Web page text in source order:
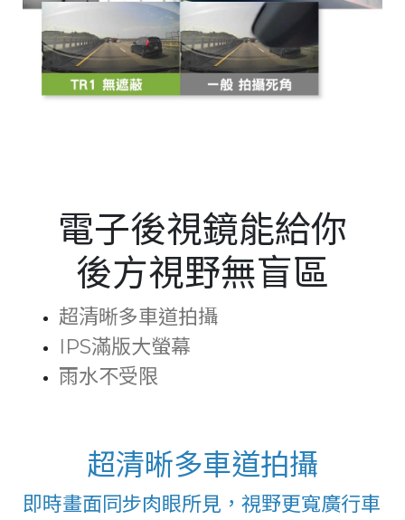
電子後視鏡能給你
後方視野無盲區
超清晰多車道拍攝
IPS滿版大螢幕
雨水不受限
超清晰多車道拍攝
即時畫面同步肉眼所見，視野更寬廣行車